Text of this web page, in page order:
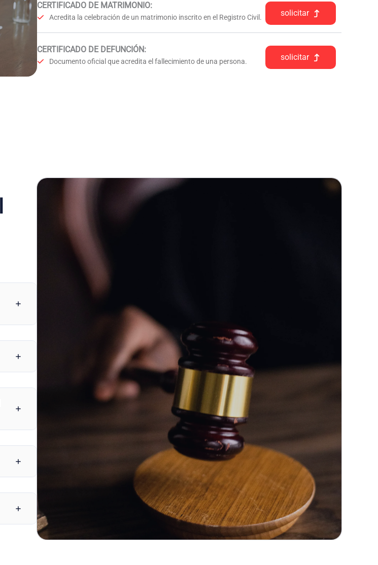
CERTIFICADO DE MATRIMONIO:
Acredita la celebración de un matrimonio inscrito en el Registro Civil. solicitar
CERTIFICADO DE DEFUNCIÓN:
Documento oficial que acredita el fallecimiento de una persona. solicitar